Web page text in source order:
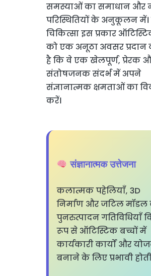
समस्याओं का समाधान और
परिस्थितियों के अनुकूलन
चिकित्सा इस प्रकार
को एक अनूठा अवसर प्रदान
है कि वे एक खेलपूर्ण, प्रेरक
संतोषजनक संदर्भ में अपने
संज्ञानात्मक क्षमताओं का
करें।
संज्ञानात्मक उत्तेजना
कलात्मक पहेलियाँ, 3D
निर्माण और जटिल मॉडल
पुनरुत्पादन गतिविधियाँ
रूप से ऑटिस्टिक बच्चों में
कार्यकारी कार्यों और
बनाने के लिए प्रभावी